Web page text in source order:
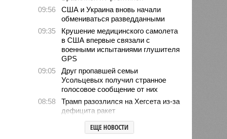
09:56
США и Украина вновь начали
обмениваться разведданными
09:35
Крушение медицинского самолета
в США впервые связали с
военными испытаниями глушителя
GPS
09:05
Друг пропавшей семьи
Усольцевых получил странное
голосовое сообщение от них
08:58
Трамп разозлился на Хегсета из-за
дефицита ракет
Американцы тестировали вакцины
от ВИЧ и СПИД на украинских
ЕЩЕ НОВОСТИ